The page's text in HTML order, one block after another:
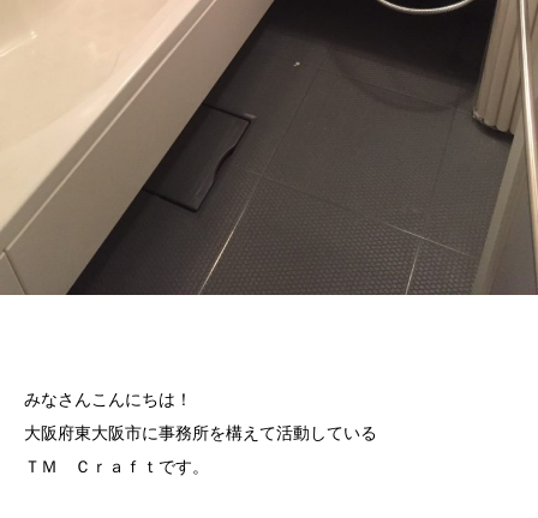
みなさんこんにちは！
大阪府東大阪市に事務所を構えて活動している
ＴＭ Ｃｒａｆｔです。